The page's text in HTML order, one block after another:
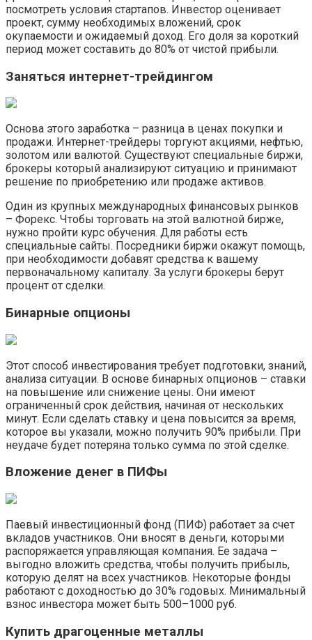
посмотреть условия стартапов. Инвестор оценивает
проект, сумму необходимых вложений, срок
окупаемости и ожидаемый доход. Его доля за короткий
период может составить до 80% от чистой прибыли.
Заняться интернет-трейдингом
Основа этого заработка – разница в ценах покупки и
продажи. Интернет-трейдеры торгуют акциями, нефтью,
золотом или валютой. Существуют специальные биржи,
брокеры который анализируют ситуацию и принимают
решение по приобретению или продаже активов.
Один из крупных международных финансовых рынков
– Форекс. Чтобы торговать на этой валютной бирже,
нужно пройти курс обучения. Для работы есть
специальные сайты. Посредники биржи окажут помощь,
при необходимости добавят средства к вашему
первоначальному капиталу. За услуги брокеры берут
процент от сделки.
Бинарные опционы
Этот способ инвестирования требует подготовки, знаний,
анализа ситуации. В основе бинарных опционов – ставки
на повышение или снижение цены. Они имеют
ограниченный срок действия, начиная от нескольких
минут. Если сделать ставку и цена повысится за время,
которое вы указали, можно получить 90% прибыли. При
неудаче будет потеряна только сумма по этой сделке.
Вложение денег в ПИФы
Паевый инвестиционный фонд (ПИФ) работает за счет
вкладов участников. Они вносят в деньги, которыми
распоряжается управляющая компания. Ее задача –
выгодно вложить средства, чтобы получить прибыль,
которую делят на всех участников. Некоторые фонды
работают с доходностью до 30% годовых. Минимальный
взнос инвестора может быть 500–1000 руб.
Купить драгоценные металлы